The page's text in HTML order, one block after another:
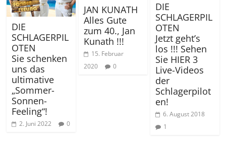
DIE
SCHLAGERPIL
OTEN
Sie schenken
uns das
ultimative
„Sommer-
Sonnen-
Feeling“!
2. Juni 2022 0
JAN KUNATH
Alles Gute
zum 40., Jan
Kunath !!!
15. Februar
2020
0
DIE
SCHLAGERPIL
OTEN
Jetzt geht’s
los !!! Sehen
Sie HIER 3
Live-Videos
der
Schlagerpilot
en!
6. August 2018
1